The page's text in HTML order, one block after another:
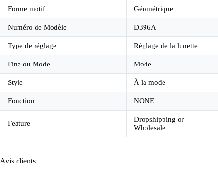
Forme motif Géométrique
Numéro de Modèle D396A
Type de réglage Réglage de la lunette
Fine ou Mode Mode
Style À la mode
Fonction NONE
Feature
Dropshipping or
Wholesale
Avis clients